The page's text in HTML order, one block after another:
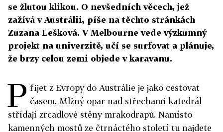
se žlutou klikou. O nevšedních věcech, jež
zažívá v Austrálii, píše na těchto stránkách
Zuzana Lešková. V Melbourne vede výzkumný
projekt na univerzitě, učí se surfovat a plánuje,
že brzy celou zemi objede v karavanu.
P řijet z Evropy do Austrálie je jako cestovat
časem. Mlžný opar nad střechami katedrál
střídají zrcadlové stěny mrakodrapů. Namísto
kamenných mostů ze čtrnáctého století tu najdete